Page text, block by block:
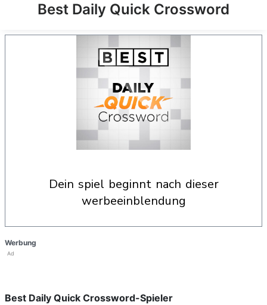
Best Daily Quick Crossword
dein spiel beginnt nach dieser
werbeeinblendung
Werbung
Ad
Best Daily Quick Crossword-Spieler